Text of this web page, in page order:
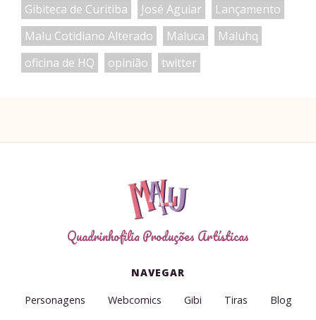
Gibiteca de Curitiba
José Aguiar
Lançamento
Malu Cotidiano Alterado
Maluca
Maluhq
oficina de HQ
opinião twitter
Quadrinhofilia Produções Artísticas
NAVEGAR
Personagens Webcomics Gibi Tiras Blog